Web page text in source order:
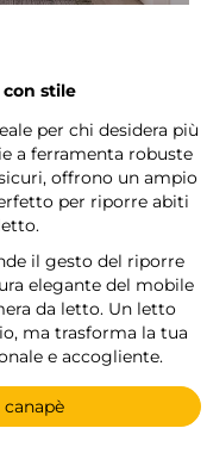
stile
per chi desidera più
a ferramenta robuste
offrono un ampio
per riporre abiti
il gesto del riporre
elegante del mobile
da letto. Un letto
ma trasforma la tua
e accogliente.